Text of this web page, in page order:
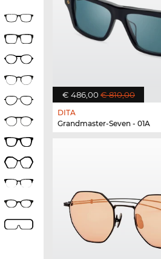
€ 486,00 € 810,00
DITA
Grandmaster-Seven - 01A